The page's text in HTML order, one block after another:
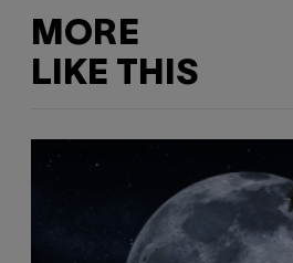
MORE
LIKE THIS